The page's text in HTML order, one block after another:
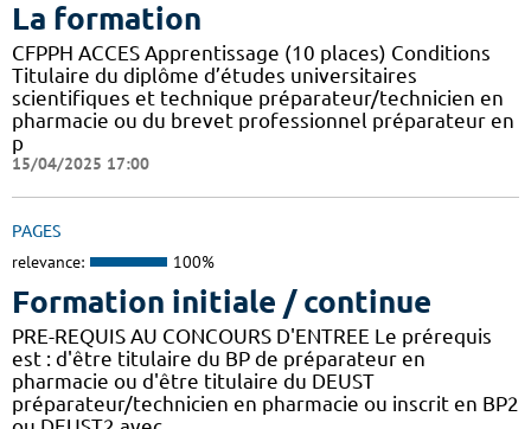
La formation
CFPPH ACCES Apprentissage (10 places) Conditions
Titulaire du diplôme d’études universitaires
scientifiques et technique préparateur/technicien en
pharmacie ou du brevet professionnel préparateur en
p
15/04/2025 17:00
PAGES
relevance: 100%
Formation initiale / continue
PRE-REQUIS AU CONCOURS D'ENTREE Le prérequis
est : d'être titulaire du BP de préparateur en
pharmacie ou d'être titulaire du DEUST
préparateur/technicien en pharmacie ou inscrit en BP2